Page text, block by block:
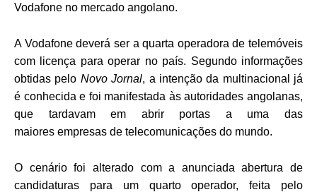
Vodafone no mercado angolano.
A Vodafone deverá ser a quarta operadora de telemóveis
com licença para operar no país. Segundo informações
obtidas pelo Novo Jornal, a intenção da multinacional já
é conhecida e foi manifestada às autoridades angolanas,
que tardavam em abrir portas a uma das
maiores empresas de telecomunicações do mundo.
O cenário foi alterado com a anunciada abertura de
candidaturas para um quarto operador, feita pelo